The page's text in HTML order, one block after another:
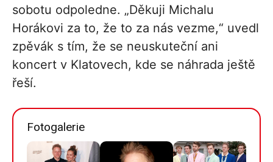
sobotu odpoledne. „Děkuji Michalu
Horákovi za to, že to za nás vezme,“ uvedl
zpěvák s tím, že se neuskuteční ani
koncert v Klatovech, kde se náhrada ještě
řeší.
Fotogalerie